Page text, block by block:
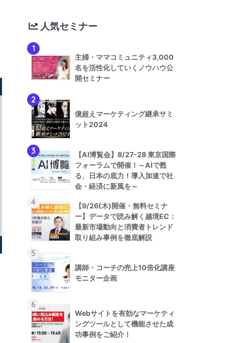
人気セミナー
1
主婦・ママコミュニティ3,000
名を活性化していくノウハウ公
開セミナー
2
億超えマーケティング継承サミ
ット2024
3
【AI博覧会】8/27-28 東京国際
フォーラムで開催！～AIで甦
る、日本の底力！導入加速で社
会・経済に新風を～
4
【9/26(木)開催・無料セミナ
ー】データで読み解く越境EC：
最新市場動向と消費者トレンド
取り組み事例を徹底解説
5
講師・コーチの売上10倍化講座
モニター企画
6
Webサイトを有効なマーケティ
ングツールとして機能させた成
功事例をご紹介！